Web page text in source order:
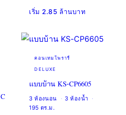
เริ่ม 2.85 ล้านบาท
คอนเทมโพรารี่
DELUXE
แบบบ้าน KS-CP6605
3 ห้องนอน
3 ห้องน้ำ
195 ตร.ม.